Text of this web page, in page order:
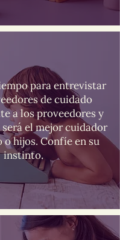
para entrevistar
de cuidado
a los proveedores y
el mejor cuidador
o hijos. Confíe en su
instinto.